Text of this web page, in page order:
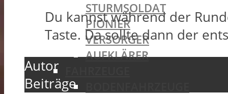
STURMSOLDAT
PIONIER
VERSORGER
AUFKLÄRER
Du kannst während der
Taste. Da sollte dann der
Autor
Beiträge